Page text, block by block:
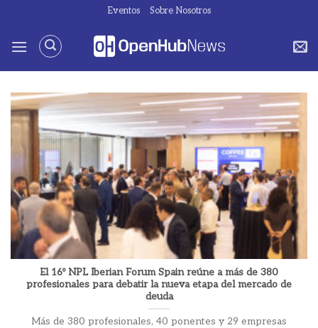
contenido
Eventos Sobre Nosotros
El 16º NPL Iberian Forum Spain reúne a más de 380
profesionales para debatir la nueva etapa del mercado de
deuda
Más de 380 profesionales, 40 ponentes y 29 empresas